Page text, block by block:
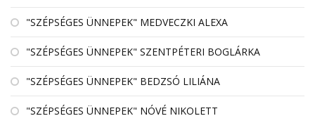
"SZÉPSÉGES ÜNNEPEK" MEDVECZKI ALEXA
"SZÉPSÉGES ÜNNEPEK" SZENTPÉTERI BOGLÁRKA
"SZÉPSÉGES ÜNNEPEK" BEDZSÓ LILIÁNA
"SZÉPSÉGES ÜNNEPEK" NÓVÉ NIKOLETT